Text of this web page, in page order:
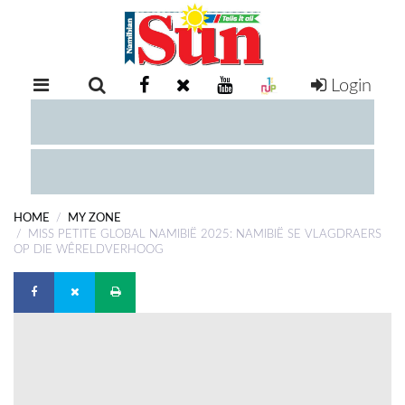
RETAIL
EXAM
COMPETITIONS
DIGITAL
NEWSPAPER
Login
HOME
MY ZONE
MISS PETITE GLOBAL NAMIBIË 2025: NAMIBIË SE VLAGDRAERS
OP DIE WÊRELDVERHOOG